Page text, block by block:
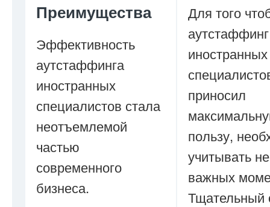
Преимущества
Эффективность
аутстаффинга
иностранных
специалистов стала
неотъемлемой
частью
современного
бизнеса.
Для того
аутстаффинг
иностранных
приносил
пользу,
учитывать
важных
Тщательный